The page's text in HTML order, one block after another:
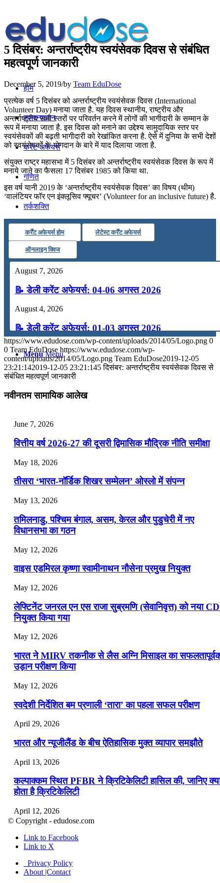
होम
सामान्यज्ञान
करेंट अफेयर्स
गणित
तर्कशक्ति
कंप्यूटर
मॉक टेस्ट
टुडेज जीके
Menu Menu
5 दिसंबर: अन्तर्राष्ट्रीय स्वयंसेवक दिवस से संबंधित
महत्वपूर्ण जानकारी
December 5, 2019/by Team EduDose
प्रत्येक वर्ष 5 दिसंबर को अन्तर्राष्ट्रीय स्वयंसेवक दिवस (International
Volunteer Day) मनाया जाता है. यह दिवस स्थानीय, राष्ट्रीय और
अन्तर्राष्ट्रीय सभी स्तरों पर परिवर्तन करने में लोगों की भागीदारी के सम्मान के
रूप में मनाया जाता है. इस दिवस को मनाने का उद्देश्य सामुदायिक स्तर पर
स्वयंसेवकों की बढ़ती भागीदारी को रेखांकित करना है. ऐसे में दुनिया के सभी देशों
को स्वयंसेवकों के योगदान के बारे में याद दिलाया जाता है.
संयुक्त राष्ट्र महासभा में 5 दिसंबर को अन्तर्राष्ट्रीय स्वयंसेवक दिवस के रूप में
मनाये जाने का फैसला 17 दिसंबर 1985 को किया था.
इस वर्ष यानी 2019 के ‘अन्तर्राष्ट्रीय स्वयंसेवक दिवस’ का विषय (थीम)
‘वालंटियर फॉर एन इंक्लूसिव फ्यूचर’ (Volunteer for an inclusive future) है.
कर्रेंट अफेयर्स होम लेटेस्ट कर्रेंट अफेयर्स
ऑनलाइन क्विज
August 7, 2026
📝 डेली करेंट अफेयर्स: 04-06 अगस्त 2026
August 4, 2026
📝 डेली करेंट अफेयर्स: 01-03 अगस्त 2026
July 31, 2026
📝 डेली करेंट अफेयर्स: 28-31 जुलाई 2026
July 25, 2026
📝 डेली करेंट अफेयर्स: 22-24 जुलाई 2026
July 22, 2026
📝 डेली करेंट अफेयर्स: 19-21 जुलाई 2026
July 19, 2026
📝 डेली करेंट अफेयर्स: 16-18 जुलाई 2026
https://www.edudose.com/wp-content/uploads/2014/05/Logo.png 0
0 Team EduDose https://www.edudose.com/wp-
content/uploads/2014/05/Logo.png Team EduDose2019-12-05
23:21:142019-12-05 23:21:145 दिसंबर: अन्तर्राष्ट्रीय स्वयंसेवक दिवस से
संबंधित महत्वपूर्ण जानकारी
नवीनतम सामायिक आलेख
June 7, 2026
वित्तीय वर्ष 2026-27 की दूसरी द्विमासिक मौद्रिक नीति समीक्षा
May 18, 2026
तीसरा ‘भारत-नॉर्डिक शिखर सम्मेलन’ ओस्लो में संपन्न
May 13, 2026
तमिलनाडु, पश्चिम बंगाल, असम, केरल और पुडुचेरी में नए
विधानसभा का गठन
May 12, 2026
वाइस एडमिरल कृष्णा स्वामीनाथन नौसेना प्रमुख नियुक्त
May 12, 2026
लेफ्टिनेंट जनरल एन एस राजा सुब्रमणि (सेवानिवृत्त) को नया
नियुक्त किया गया
May 12, 2026
भारत ने MIRV तकनीक से लैस अग्नि मिसाइल का
उड़ान परीक्षण किया
May 12, 2026
स्वदेशी निर्देशित बम प्रणाली ‘तारा’ का पहला सफल परीक्षण
April 29, 2026
भारत और न्यूजीलैंड के बीच ऐतिहासिक मुक्त व्यापार समझौते
April 13, 2026
कल्पाक्कम स्थित PFBR ने क्रिटिकेलिटी हासिल की, जानिए
होता है क्रिटिकेलिटी
April 12, 2026
April 9, 2026
नासा का आर्टेमिस-2 मिशन: मनुष्य एक बार फिर से चंद्रमा के
पहुंचा
© Copyright - edudose.com
Link to Facebook
Link to X
Privacy Policy
About |Contact